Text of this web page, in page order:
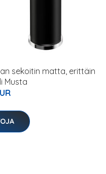
sekoitin matta, erittäin
Musta